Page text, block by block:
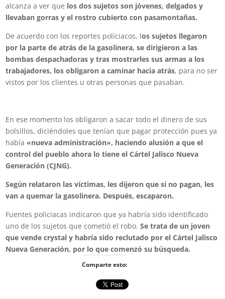
alcanza a ver que los dos sujetos son jóvenes, delgados y
llevaban gorras y el rostro cubierto con pasamontañas.
De acuerdo con los reportes policiacos, los sujetos llegaron
por la parte de atrás de la gasolinera, se dirigieron a las
bombas despachadoras y tras mostrarles sus armas a los
trabajadores, los obligaron a caminar hacia atrás, para no ser
vistos por los clientes u otras personas que pasaban.
En ese momento los obligaron a sacar todo el dinero de sus
bolsillos, diciéndoles que tenían que pagar protección pues ya
había «nueva administración», haciendo alusión a que el
control del pueblo ahora lo tiene el Cártel Jalisco Nueva
Generación (CJNG).
Según relataron las víctimas, les dijeron que sí no pagan, les
van a quemar la gasolinera. Después, escaparon.
Fuentes policiacas indicaron que ya habría sido identificado
uno de los sujetos que cometió el robo.Se trata de un joven
que vende crystal y habría sido reclutado por el Cártel Jalisco
Nueva Generación, por lo que comenzó su búsqueda.
Comparte esto: